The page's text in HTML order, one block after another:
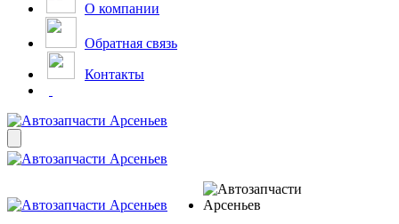
О компании
Обратная связь
Контакты